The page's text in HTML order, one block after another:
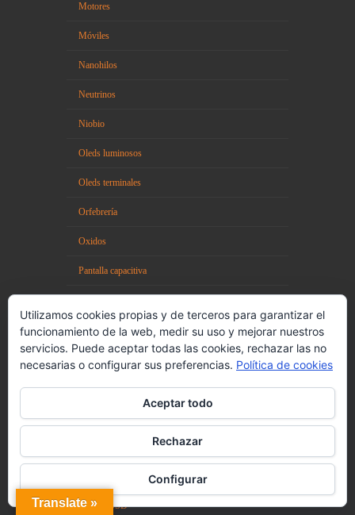
Motores
Móviles
Nanohilos
Neutrinos
Niobio
Oleds luminosos
Oleds terminales
Orfebrería
Oxidos
Pantalla capacitiva
platinoides
Prótesis
Pulvimetalurgia
Robótica
Sólidos SSD
Translate »
Utilizamos cookies propias y de terceros para garantizar el
funcionamiento de la web, medir su uso y mejorar nuestros
servicios. Puede aceptar todas las cookies, rechazar las no
necesarias o configurar sus preferencias. Política de cookies
Aceptar todo
Rechazar
Configurar